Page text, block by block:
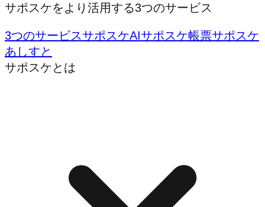
サポスケをより活用する3つのサービス
3つのサービスサポスケAIサポスケ帳票サポスケ
あしすと
サポスケとは